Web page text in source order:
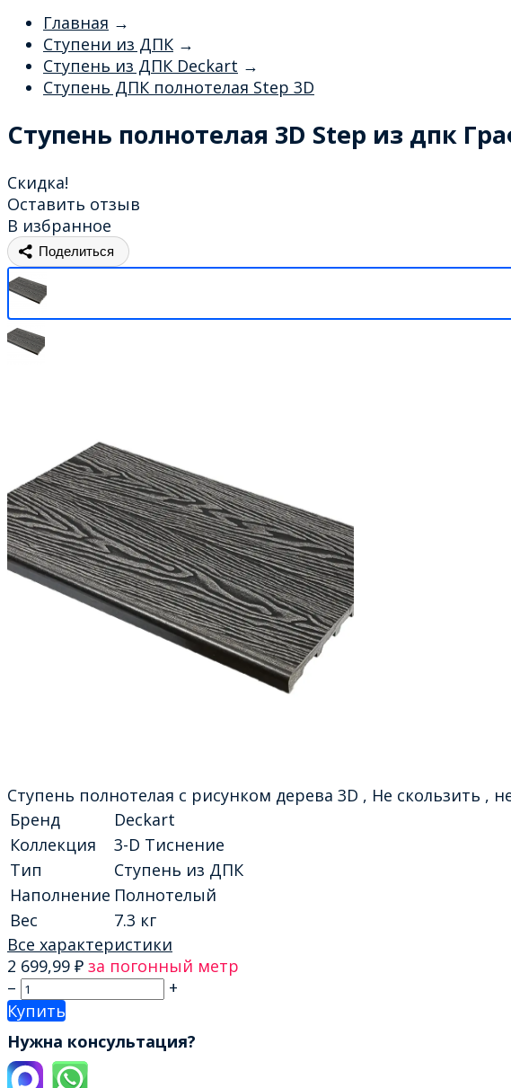
Главная →
Ступени из ДПК →
Ступень из ДПК Deckart →
Ступень ДПК полнотелая Step 3D
Ступень полнотелая 3D Step из дпк
Скидка!
Оставить отзыв
В избранное
Поделиться
Ступень полнотелая с рисунком дерева 3D , Не скользить
Бренд
Deckart
Коллекция
3-D Тиснение
Тип
Ступень из ДПК
Наполнение Полнотелый
Вес
7.3 кг
Все характеристики
2 699,99 ₽ за погонный метр
–
+
Купить
Нужна консультация?